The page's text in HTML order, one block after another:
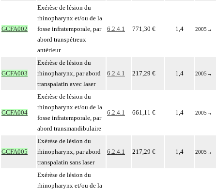
GCFA002
Exérèse de lésion du
rhinopharynx et/ou de la
fosse infratemporale, par
abord transpétreux
antérieur
6.2.4.1 771,30 € 1,4 2005 →
GCFA003
Exérèse de lésion du
rhinopharynx, par abord
transpalatin avec laser
6.2.4.1 217,29 € 1,4 2005 →
GCFA004
Exérèse de lésion du
rhinopharynx et/ou de la
fosse infratemporale, par
abord transmandibulaire
6.2.4.1 661,11 € 1,4 2005 →
GCFA005
Exérèse de lésion du
rhinopharynx, par abord
transpalatin sans laser
6.2.4.1 217,29 € 1,4 2005 →
Exérèse de lésion du
rhinopharynx et/ou de la